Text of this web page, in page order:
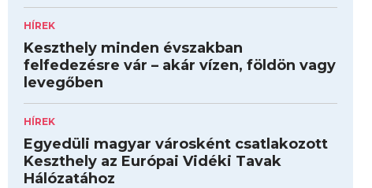
HÍREK
Keszthely minden évszakban
felfedezésre vár – akár vízen, földön vagy
levegőben
HÍREK
Egyedüli magyar városként csatlakozott
Keszthely az Európai Vidéki Tavak
Hálózatához